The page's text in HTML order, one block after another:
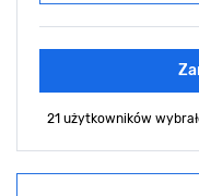
21 użytkowników